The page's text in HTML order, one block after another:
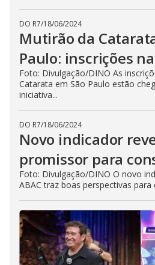
DO R7/18/06/2024
Mutirão da
Paulo: inscrições
Foto: Divulgação/DINO As
Catarata em São Paulo estão
iniciativa...
DO R7/18/06/2024
Novo indicador
promissor para
Foto: Divulgação/DINO O novo
ABAC traz boas perspectivas